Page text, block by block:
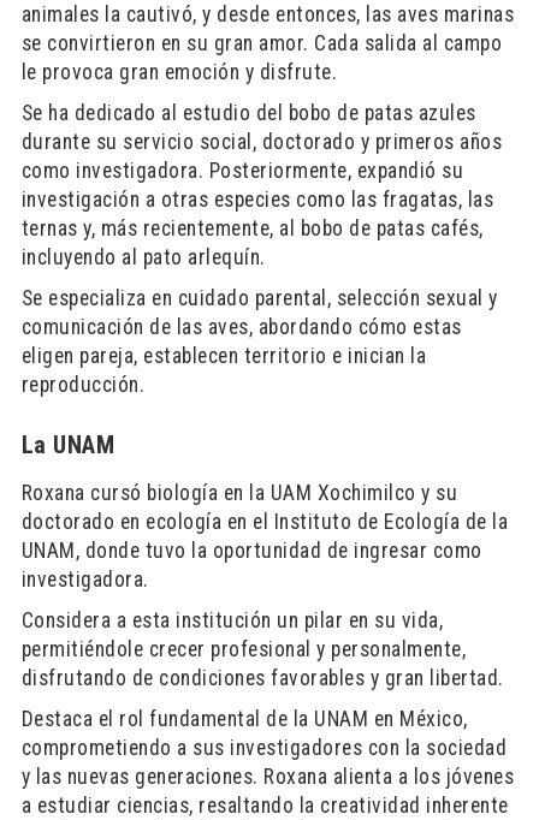
animales la cautivó, y desde entonces, las aves marinas
se convirtieron en su gran amor. Cada salida al campo
le provoca gran emoción y disfrute.
Se ha dedicado al estudio del bobo de patas azules
durante su servicio social, doctorado y primeros años
como investigadora. Posteriormente, expandió su
investigación a otras especies como las fragatas, las
ternas y, más recientemente, al bobo de patas cafés,
incluyendo al pato arlequín.
Se especializa en cuidado parental, selección sexual y
comunicación de las aves, abordando cómo estas
eligen pareja, establecen territorio e inician la
reproducción.
La UNAM
Roxana cursó biología en la UAM Xochimilco y su
doctorado en ecología en el Instituto de Ecología de la
UNAM, donde tuvo la oportunidad de ingresar como
investigadora.
Considera a esta institución un pilar en su vida,
permitiéndole crecer profesional y personalmente,
disfrutando de condiciones favorables y gran libertad.
Destaca el rol fundamental de la UNAM en México,
comprometiendo a sus investigadores con la sociedad
y las nuevas generaciones. Roxana alienta a los jóvenes
a estudiar ciencias, resaltando la creatividad inherente